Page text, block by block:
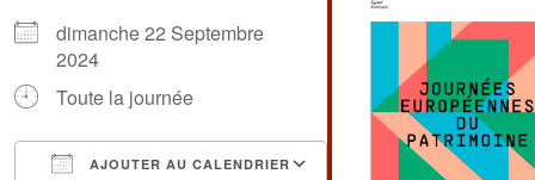
dimanche 22 Septembre
2024
Toute la journée
AJOUTER AU CALENDRIER